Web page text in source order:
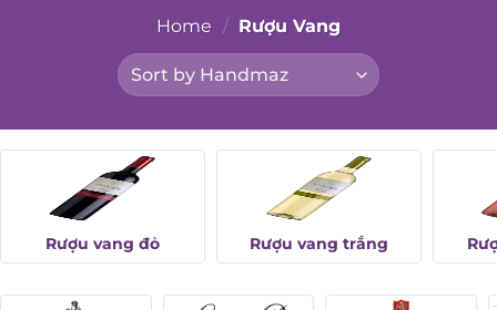
Home Rượu Vang
Rượu vang đỏ Rượu vang trắng